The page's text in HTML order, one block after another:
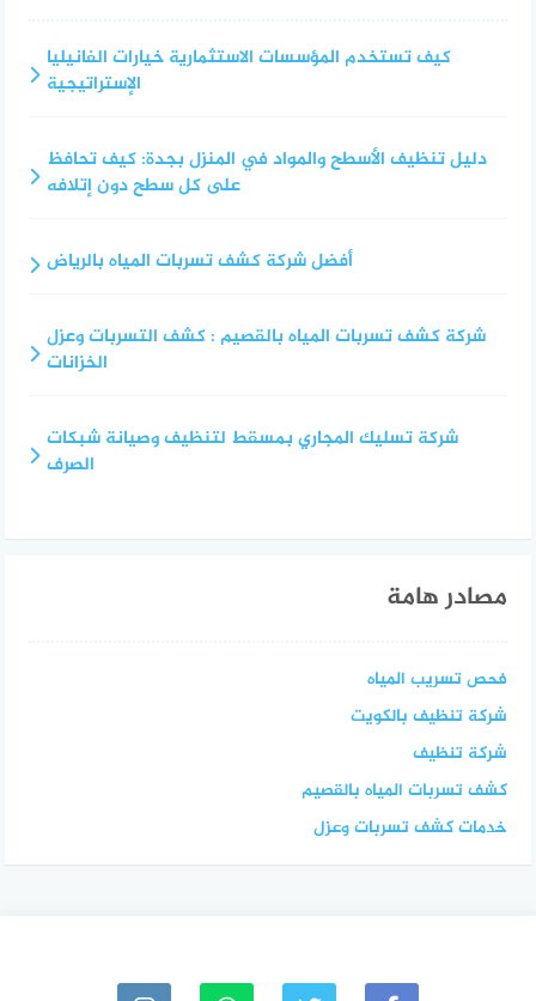
كيف تستخدم المؤسسات الاستثمارية خيارات الفانيليا
الإستراتيجية
دليل تنظيف الأسطح والمواد في المنزل بجدة: كيف تحافظ
على كل سطح دون إتلافه
أفضل شركة كشف تسربات المياه بالرياض
شركة كشف تسربات المياه بالقصيم : كشف التسربات وعزل
الخزانات
شركة تسليك المجاري بمسقط لتنظيف وصيانة شبكات
الصرف
مصادر هامة
فحص تسريب المياه
شركة تنظيف بالكويت
شركة تنظيف
كشف تسربات المياه بالقصيم
خدمات كشف تسربات وعزل